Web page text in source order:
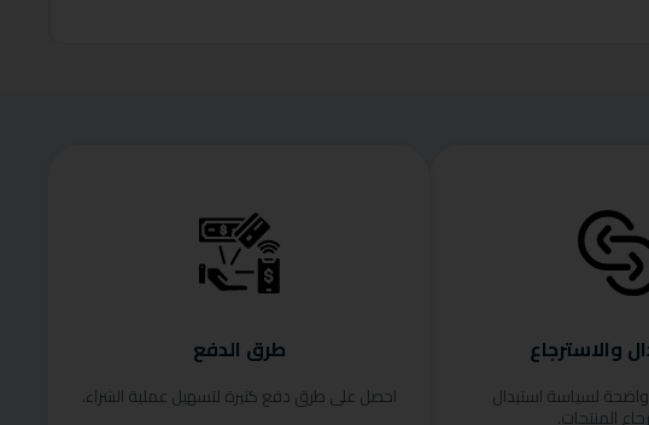
والاسترجاع
لسياسة استبدال
المنتجات.
طرق الدفع
احصل على طرق دفع كثيرة لتسهيل عملية الشراء.